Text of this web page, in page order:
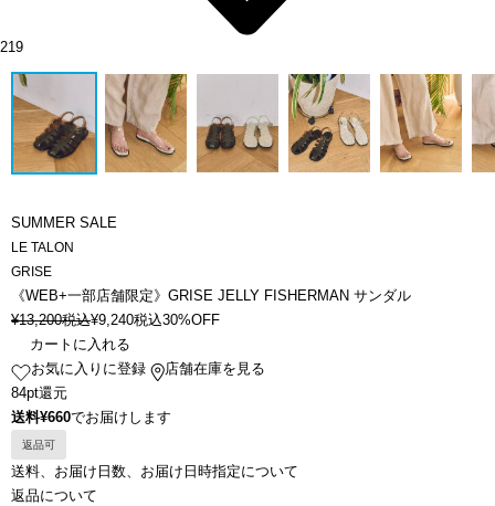
219
SUMMER SALE
LE TALON
GRISE
《WEB+一部店舗限定》GRISE JELLY FISHERMAN サンダル
¥13,200税込¥9,240税込30%OFF
カートに入れる
お気に入りに登録
店舗在庫を見る
84pt還元
送料¥660でお届けします
返品可
送料、お届け日数、お届け日時指定について
返品について